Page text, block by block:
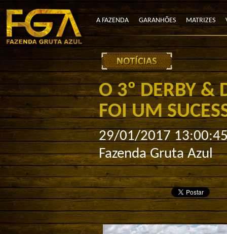
A FAZENDA GARANHÕES MATRIZES
O 3º DERBY &
FOI UM
29/01/2017
Fazenda Gruta Azul